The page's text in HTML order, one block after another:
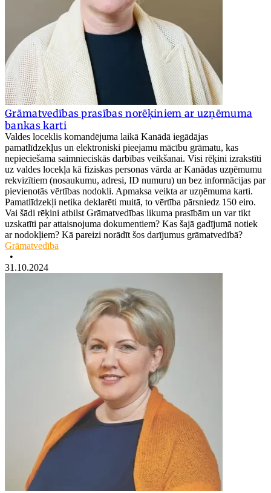
Grāmatvedības prasības norēķiniem ar uzņēmuma
bankas karti
Valdes loceklis komandējuma laikā Kanādā iegādājas
pamatlīdzekļus un elektroniski pieejamu mācību grāmatu, kas
nepieciešama saimnieciskās darbības veikšanai. Visi rēķini izrakstīti
uz valdes locekļa kā fiziskas personas vārda ar Kanādas uzņēmumu
rekvizītiem (nosaukumu, adresi, ID numuru) un bez informācijas par
pievienotās vērtības nodokli. Apmaksa veikta ar uzņēmuma karti.
Pamatlīdzekļi netika deklarēti muitā, to vērtība pārsniedz 150 eiro.
Vai šādi rēķini atbilst Grāmatvedības likuma prasībām un var tikt
uzskatīti par attaisnojuma dokumentiem? Kas šajā gadījumā notiek
ar nodokļiem? Kā pareizi norādīt šos darījumus grāmatvedībā?
Grāmatvedība
•
31.10.2024